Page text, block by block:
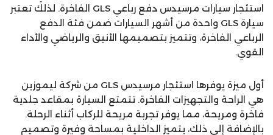
استئجار سيارات مرسيدس دفع رباعي GLS الفاخرة. لذلك تعتبر
سيارة GLS واحدة من أشهر السيارات ضمن فئة الدفع
الرباعي الفاخرة، وتتميز بتصميمها الأنيق والرياضي والأداء
القوي.
أول ميزة يوفرها استئجار مرسيدس GLS من شركة ليموزين
هي الراحة والتجهيزات الفاخرة. تتمتع السيارة بمقاعد جلدية
فاخرة ومريحة، مما يوفر تجربة مريحة للركاب أثناء الرحلة.
بالإضافة إلى ذلك، يتميز الداخلية بمساحة وفيرة وتصميم